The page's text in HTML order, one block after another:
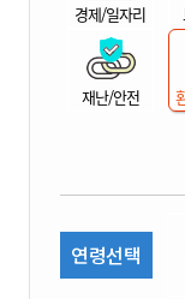
경제/일자리
재난/안전
연령선택